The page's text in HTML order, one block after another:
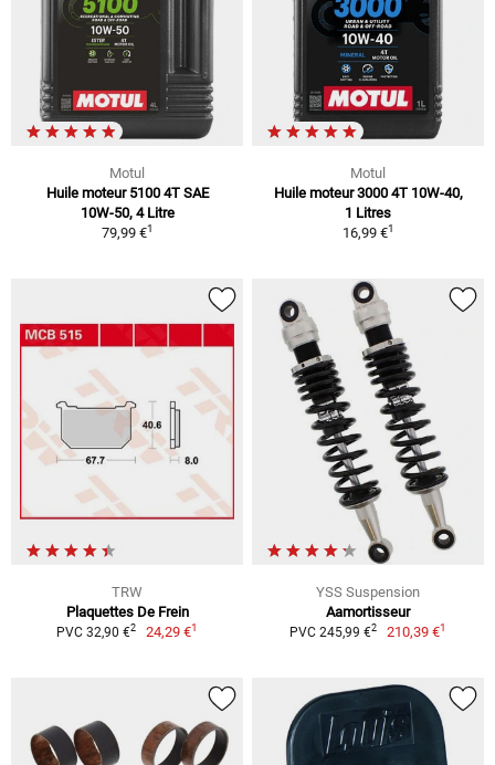
Motul
Huile moteur 5100 4T SAE
10W-50, 4 Litre
79,99 €1
Motul
Huile moteur 3000 4T 10W-40,
1 Litres
16,99 €1
TRW
Plaquettes De Frein
PVC 32,90 €2 24,29 €1
YSS Suspension
Aamortisseur
PVC 245,99 €2 210,39 €1